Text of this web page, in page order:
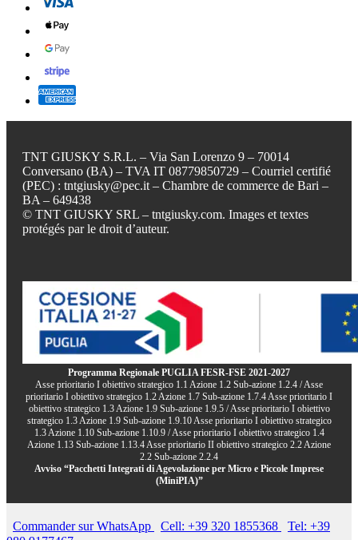
TNT GIUSKY S.R.L. – Via San Lorenzo 9 – 70014
Conversano (BA) – TVA IT 08779850729 – Courriel certifié
(PEC) : tntgiusky@pec.it – Chambre de commerce de Bari –
BA – 649438
© TNT GIUSKY SRL – tntgiusky.com. Images et textes
protégés par le droit d’auteur.
Programma Regionale PUGLIA FESR-FSE 2021-2027
Asse prioritario I obiettivo strategico 1.1 Azione 1.2 Sub-azione 1.2.4 / Asse
prioritario I obiettivo strategico 1.2 Azione 1.7 Sub-azione 1.7.4 Asse prioritario I
obiettivo strategico 1.3 Azione 1.9 Sub-azione 1.9.5 / Asse prioritario I obiettivo
strategico 1.3 Azione 1.9 Sub-azione 1.9.10 Asse prioritario I obiettivo strategico
1.3 Azione 1.10 Sub-azione 1.10.9 / Asse prioritario I obiettivo strategico 1.4
Azione 1.13 Sub-azione 1.13.4 Asse prioritario II obiettivo strategico 2.2 Azione
2.2 Sub-azione 2.2.4
Avviso “Pacchetti Integrati di Agevolazione per Micro e Piccole Imprese
(MiniPIA)”
Commander sur WhatsApp Cell: +39 320 1855368
Tel: +39